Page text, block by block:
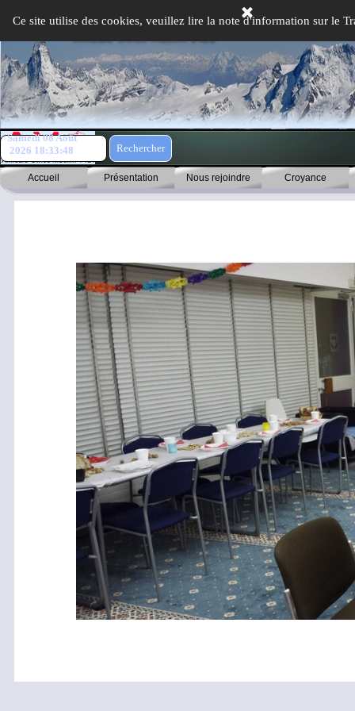
Ce site utilise des cookies, veuillez lire la note d'information sur le
Rechercher
Samedi 08 Août
2026 18:33:49
Accueil Présentation Nous rejoindre Croyance